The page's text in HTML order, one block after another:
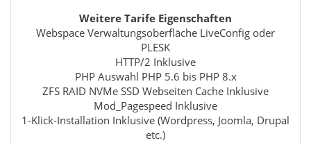
Weitere Tarife Eigenschaften
Webspace Verwaltungsoberfläche LiveConfig oder
PLESK
HTTP/2 Inklusive
PHP Auswahl PHP 5.6 bis PHP 8.x
ZFS RAID NVMe SSD Webseiten Cache Inklusive
Mod_Pagespeed Inklusive
1-Klick-Installation Inklusive (Wordpress, Joomla, Drupal
etc.)